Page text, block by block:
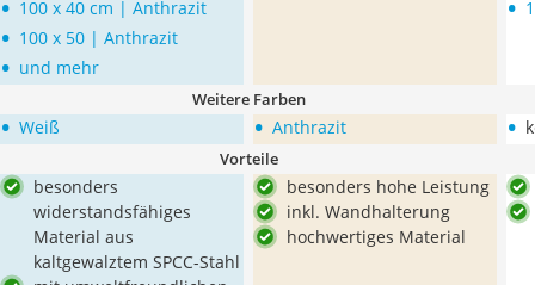
100 x 40 cm | Anthrazit
• 100 x 50 | Anthrazit
• und mehr
Weitere Farben
• Weiß • Anthrazit •
Vorteile
besonders
widerstandsfähiges
Material aus
kaltgewalztem SPCC-Stahl
besonders hohe Leistung
inkl. Wandhalterung
hochwertiges Material